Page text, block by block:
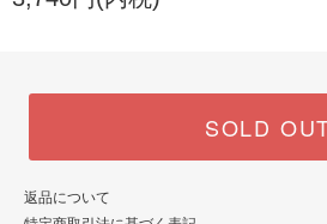
SOLD
返品について